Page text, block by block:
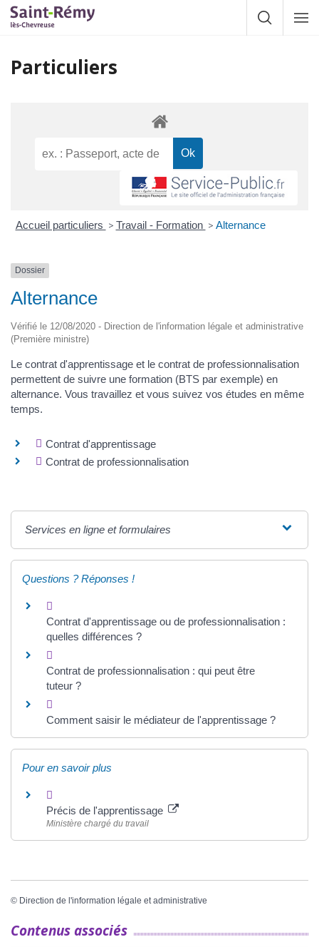
Gestion des traceurs
Afficher la
Particuliers
Accueil particuliers > Travail - Formation > Alternance
Dossier
Alternance
Vérifié le 12/08/2020 - Direction de l'information légale et administrative
(Première ministre)
Le contrat d'apprentissage et le contrat de professionnalisation
permettent de suivre une formation (BTS par exemple) en
alternance. Vous travaillez et vous suivez vos études en même
temps.
Contrat d'apprentissage
Contrat de professionnalisation
Services en ligne et formulaires
Questions ? Réponses !
Contrat d'apprentissage ou de professionnalisation :
quelles différences ?
Contrat de professionnalisation : qui peut être
tuteur ?
Comment saisir le médiateur de l'apprentissage ?
Pour en savoir plus
Précis de l'apprentissage
Ministère chargé du travail
© Direction de l'information légale et administrative
Contenus associés